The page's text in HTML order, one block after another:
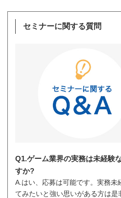
セミナーに関する質問
Q1.ゲーム業界の実務は未経験
すか?
A.はい、応募は可能です。実務未
てみたいと強い思いがある方は是